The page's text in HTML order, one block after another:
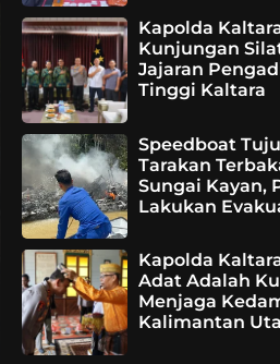
Kapolda
Kunjungan
Jajaran
Tinggi Kaltara
Speedboat
Tarakan
Sungai Kayan,
Lakukan
Kapolda
Adat Adalah
Menjaga
Kalimantan